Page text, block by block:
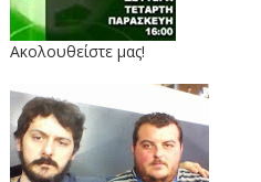
Ακολουθείστε μας!